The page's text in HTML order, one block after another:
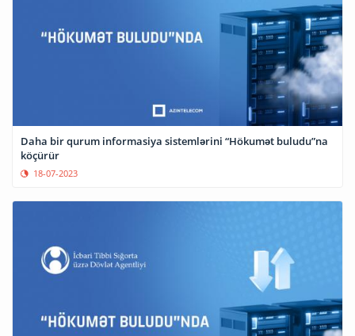
Daha bir qurum informasiya sistemlərini “Hökumət buludu”na
köçürür
18-07-2023